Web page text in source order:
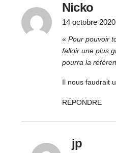
Nicko
14 octobre
« Pour pouvoir
falloir une plus
pourra la
Il nous faudrait
RÉPONDRE
jp